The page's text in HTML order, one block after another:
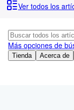
Libros antiguos
Arte y coleccionismo
Vendedores
Comenzar a vender
Ver todos los
Tienda Acerca de
Más opciones de